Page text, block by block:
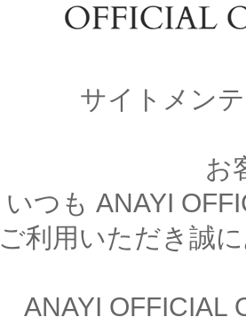
サイトメン
お
いつも ANAYI
ご利用いただき誠
ANAYI OFFICIAL